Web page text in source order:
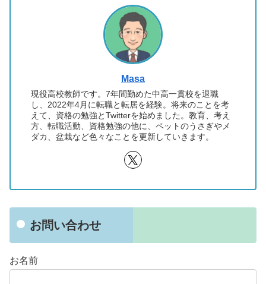
Masa
現役高校教師です。7年間勤めた中高一貫校を退職
し、2022年4月に転職と転居を経験。将来のことを考
えて、資格の勉強とTwitterを始めました。教育、考え
方、転職活動、資格勉強の他に、ペットのうさぎやメ
ダカ、盆栽など色々なことを更新していきます。
お問い合わせ
お名前